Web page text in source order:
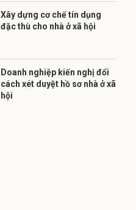
Xây dựng cơ chế tín dụng
đặc thù cho nhà ở xã hội
Doanh nghiệp kiến nghị đổi
cách xét duyệt hồ sơ nhà ở xã
hội